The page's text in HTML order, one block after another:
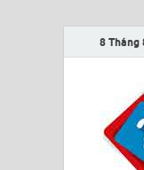
8 Tháng